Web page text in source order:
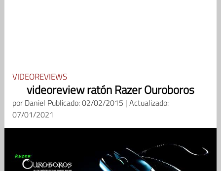
VIDEOREVIEWS
videoreview ratón Razer Ouroboros
porDaniel Publicado: 02/02/2015 | Actualizado:
07/01/2021